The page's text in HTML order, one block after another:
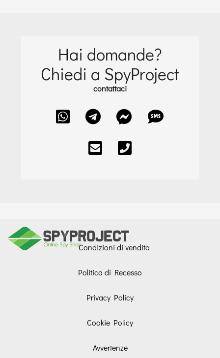
Hai domande?
Chiedi a SpyProject
contattaci
Condizioni di vendita
Politica di Recesso
Privacy Policy
Cookie Policy
Avvertenze